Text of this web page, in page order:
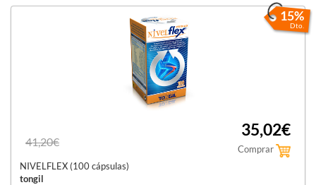
15%
Dto.
41,20€
35,02€
Comprar
NIVELFLEX (100 cápsulas)
tongil